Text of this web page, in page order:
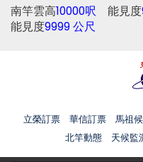
南竿雲高10000呎 能見度
能見度9999 公尺
立榮訂票 華信訂票 馬祖
北竿動態
天候監